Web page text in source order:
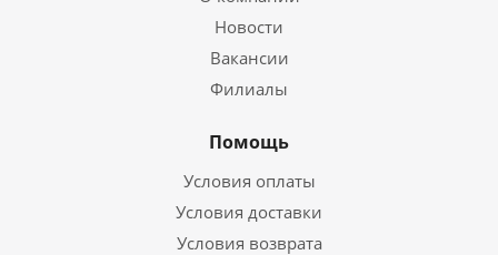
Новости
Вакансии
Филиалы
Помощь
Условия оплаты
Условия доставки
Условия возврата